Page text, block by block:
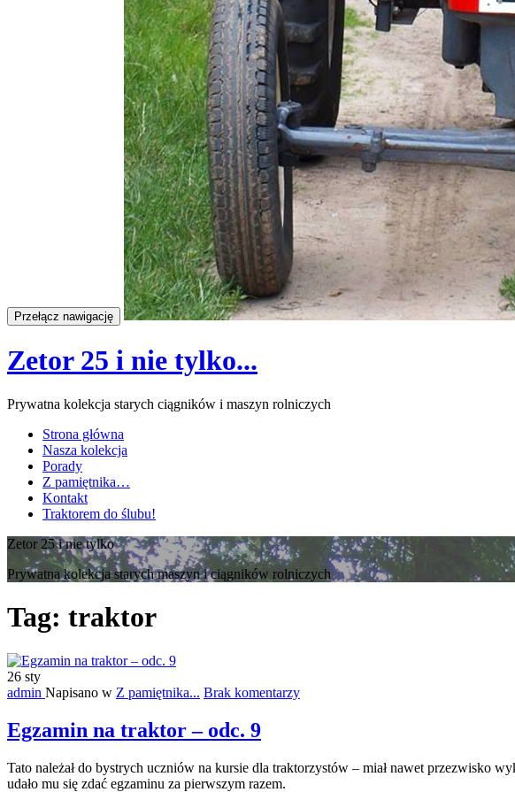
Przełącz nawigację
Zetor 25 i nie tylko...
Prywatna kolekcja starych ciągników i maszyn rolniczych
Strona główna
Nasza kolekcja
Porady
Z pamiętnika…
Kontakt
Traktorem do ślubu!
Zetor 25 i nie tylko
Prywatna kolekcja starych maszyn i ciągników rolniczych
Tag: traktor
26 sty
admin Napisano w Z pamiętnika... Brak komentarzy
Egzamin na traktor – odc. 9
Tato należał do bystrych uczniów na kursie dla traktorzystów – miał nawet przezwisko
udało mu się zdać egzaminu za pierwszym razem.